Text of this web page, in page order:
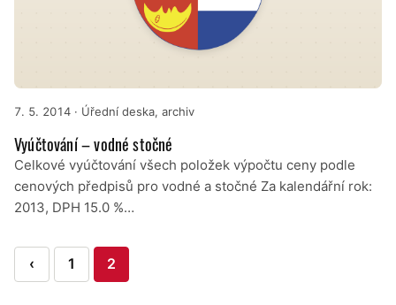
7. 5. 2014 · Úřední deska, archiv
Vyúčtování – vodné stočné
Celkové vyúčtování všech položek výpočtu ceny podle
cenových předpisů pro vodné a stočné Za kalendářní rok:
2013, DPH 15.0 %…
Stránkování
příspěvků
‹ 1 2